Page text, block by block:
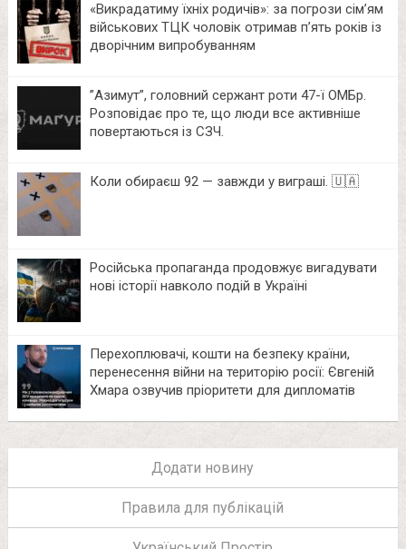
«Викрадатиму їхніх родичів»: за погрози сім’ям
військових ТЦК чоловік отримав п’ять років із
дворічним випробуванням
⁨”Азимут”, головний сержант роти 47-ї ОМБр.
Розповідає про те, що люди все активніше
повертаються із СЗЧ.
Коли обираєш 92 — завжди у виграші. 🇺🇦
Російська пропаганда продовжує вигадувати
нові історії навколо подій в Україні
Перехоплювачі, кошти на безпеку країни,
перенесення війни на територію росії: Євгеній
Хмара озвучив пріоритети для дипломатів
Додати новину
Правила для публікацій